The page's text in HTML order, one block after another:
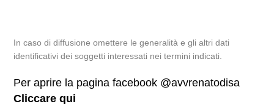
In caso di diffusione omettere le generalità e gli altri dati
identificativi dei soggetti interessati nei termini indicati.
Per aprire la pagina facebook @avvrenatodisa
Cliccare qui